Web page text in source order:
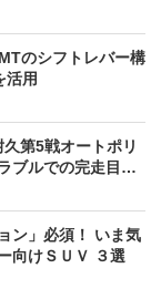
のシフトレバー構
活用
第5戦オートポリ
ブルでの完走目指
ン」必須！ いま気
向けＳＵＶ ３選